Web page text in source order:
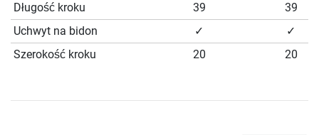
Długość kroku
39
39
Uchwyt na bidon
✓
✓
Szerokość kroku
20 20